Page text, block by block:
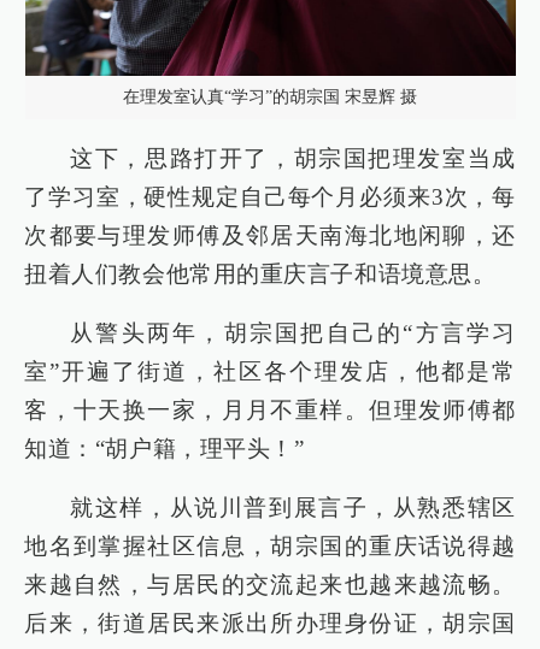
在理发室认真“学习”的胡宗国 宋昱辉 摄
这下，思路打开了，胡宗国把理发室当成
了学习室，硬性规定自己每个月必须来3次，每
次都要与理发师傅及邻居天南海北地闲聊，还
扭着人们教会他常用的重庆言子和语境意思。
从警头两年，胡宗国把自己的“方言学习
室”开遍了街道，社区各个理发店，他都是常
客，十天换一家，月月不重样。但理发师傅都
知道：“胡户籍，理平头！”
就这样，从说川普到展言子，从熟悉辖区
地名到掌握社区信息，胡宗国的重庆话说得越
来越自然，与居民的交流起来也越来越流畅。
后来，街道居民来派出所办理身份证，胡宗国